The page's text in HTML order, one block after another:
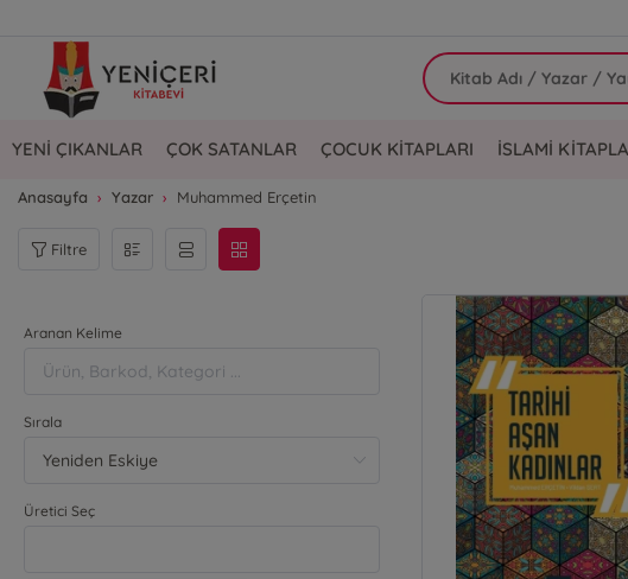
YENİ ÇIKANLAR ÇOK SATANLAR ÇOCUK KİTAPLARI İSLAMİ
Anasayfa Yazar Muhammed Erçetin
Filtre
Aranan Kelime
Sırala
Üretici Seç